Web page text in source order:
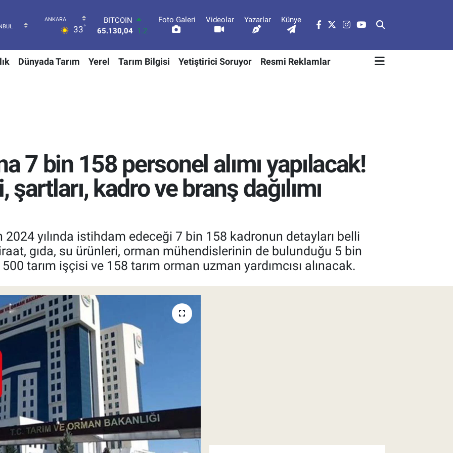
33°
DOLAR
47,7106 0.17
55,1652 0.27
STERLİN
Foto Galeri Videolar Yazarlar Künye
Dünyada Tarım Yerel Tarım Bilgisi Yetiştirici Soruyor Resmi Reklamlar
7 bin 158 personel alımı yapılacak!
kadro ve branş dağılımı
2024 yılında istihdam edeceği 7 bin 158 kadronun detayları belli
gıda, su ürünleri, orman mühendislerinin de bulunduğu 5 bin
tarım işçisi ve 158 tarım orman uzman yardımcısı alınacak.